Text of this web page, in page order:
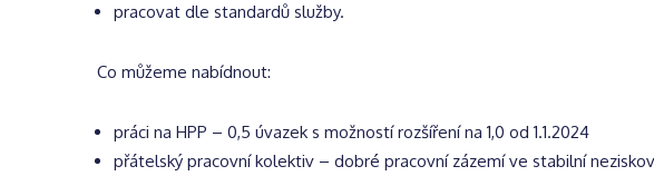
pracovat dle standardů služby.
Co můžeme nabídnout:
práci na HPP – 0,5 úvazek s možností rozšíření na 1,0 od 1.1.2024
přátelský pracovní kolektiv – dobré pracovní zázemí ve stabilní